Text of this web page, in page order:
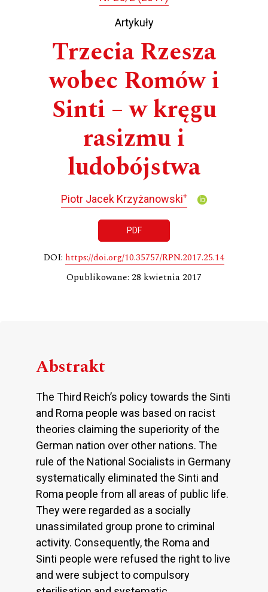
Artykuły
Trzecia Rzesza
wobec Romów i
Sinti – w kręgu
rasizmu i
ludobójstwa
Piotr Jacek Krzyżanowski+
PDF
DOI: https://doi.org/10.35757/RPN.2017.25.14
Opublikowane: 28 kwietnia 2017
Abstrakt
The Third Reich’s policy towards the Sinti
and Roma people was based on racist
theories claiming the superiority of the
German nation over other nations. The
rule of the National Socialists in Germany
systematically eliminated the Sinti and
Roma people from all areas of public life.
They were regarded as a socially
unassimilated group prone to criminal
activity. Consequently, the Roma and
Sinti people were refused the right to live
and were subject to compulsory